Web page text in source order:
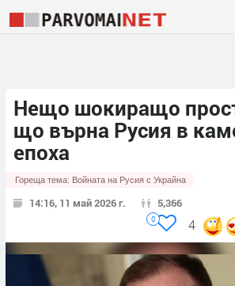
Нещо шокиращо
що върна Русия в
епоха
Гореща тема: Войната на Русия с Украйна
14:16, 11 май 2026 г. 5,366
4
0